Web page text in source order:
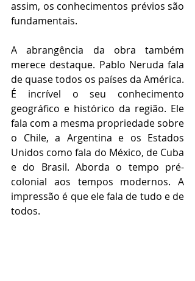
assim, os conhecimentos prévios são
fundamentais.
A abrangência da obra também
merece destaque. Pablo Neruda fala
de quase todos os países da América.
É incrível o seu conhecimento
geográfico e histórico da região. Ele
fala com a mesma propriedade sobre
o Chile, a Argentina e os Estados
Unidos como fala do México, de Cuba
e do Brasil. Aborda o tempo pré-
colonial aos tempos modernos. A
impressão é que ele fala de tudo e de
todos.